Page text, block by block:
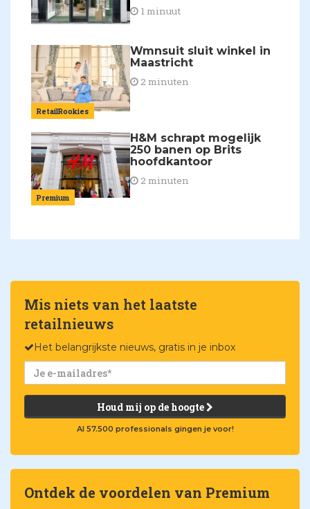
1 minuut
RetailRookies
Wmnsuit sluit winkel in
Maastricht
2 minuten
Premium
H&M schrapt mogelijk
250 banen op Brits
hoofdkantoor
2 minuten
Mis niets van het laatste
retailnieuws
Het belangrijkste nieuws, gratis in je inbox
Houd mij op de hoogte
Al 57.500 professionals gingen je voor!
Ontdek de voordelen van Premium